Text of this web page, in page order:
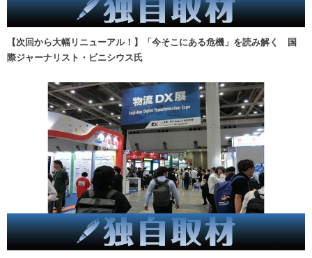
【次回から大幅リニューアル！】「今そこにある危機」を読み解く 国
際ジャーナリスト・ビニシウス氏